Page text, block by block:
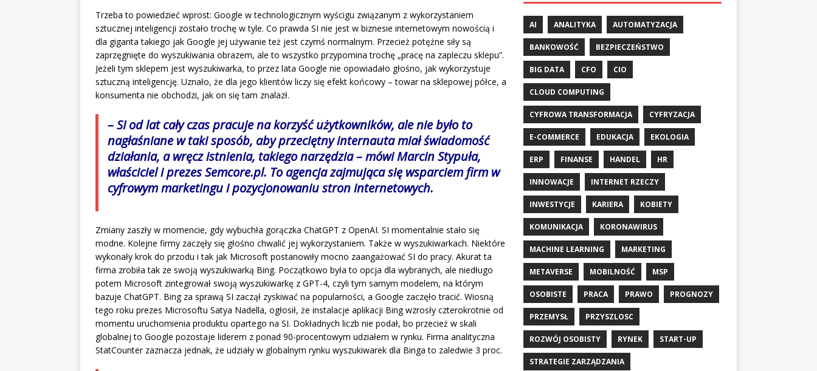
Trzeba to powiedzieć wprost: Google w technologicznym wyścigu związanym z wykorzystaniem
sztucznej inteligencji zostało trochę w tyle. Co prawda SI nie jest w biznesie internetowym nowością i
dla giganta takiego jak Google jej używanie też jest czymś normalnym. Przecież potężne siły są
zaprzęgnięte do wyszukiwania obrazem, ale to wszystko przypomina trochę „pracę na zapleczu sklepu”.
Jeżeli tym sklepem jest wyszukiwarka, to przez lata Google nie opowiadało głośno, jak wykorzystuje
sztuczną inteligencję. Uznało, że dla jego klientów liczy się efekt końcowy – towar na sklepowej półce, a
konsumenta nie obchodzi, jak on się tam znalazł.
– SI od lat cały czas pracuje na korzyść użytkowników, ale nie było to
nagłaśniane w taki sposób, aby przeciętny internauta miał świadomość
działania, a wręcz istnienia, takiego narzędzia – mówi Marcin Stypuła,
właściciel i prezes Semcore.pl. To agencja zajmująca się wsparciem firm w
cyfrowym marketingu i pozycjonowaniu stron internetowych.
Zmiany zaszły w momencie, gdy wybuchła gorączka ChatGPT z OpenAI. SI momentalnie stało się
modne. Kolejne firmy zaczęły się głośno chwalić jej wykorzystaniem. Także w wyszukiwarkach. Niektóre
wykonały krok do przodu i tak jak Microsoft postanowiły mocno zaangażować SI do pracy. Akurat ta
firma zrobiła tak ze swoją wyszukiwarką Bing. Początkowo była to opcja dla wybranych, ale niedługo
potem Microsoft zintegrował swoją wyszukiwarkę z GPT-4, czyli tym samym modelem, na którym
bazuje ChatGPT. Bing za sprawą SI zaczął zyskiwać na popularności, a Google zaczęło tracić. Wiosną
tego roku prezes Microsoftu Satya Nadella, ogłosił, że instalacje aplikacji Bing wzrosły czterokrotnie od
momentu uruchomienia produktu opartego na SI. Dokładnych liczb nie podał, bo przecież w skali
globalnej to Google pozostaje liderem z ponad 90-procentowym udziałem w rynku. Firma analityczna
StatCounter zaznacza jednak, że udziały w globalnym rynku wyszukiwarek dla Binga to zaledwie 3 proc.
AI ANALITYKA AUTOMATYZACJA
BANKOWOŚĆ BEZPIECZEŃSTWO
BIG DATA CFO CIO
CLOUD COMPUTING
CYFROWA TRANSFORMACJA CYFRYZACJA
E-COMMERCE EDUKACJA EKOLOGIA
ERP FINANSE HANDEL HR
INNOWACJE INTERNET RZECZY
INWESTYCJE KARIERA KOBIETY
KOMUNIKACJA KORONAWIRUS
MACHINE LEARNING MARKETING
METAVERSE MOBILNOŚĆ MSP
OSOBISTE PRACA PRAWO PROGNOZY
PRZEMYSŁ PRZYSZLOSC
ROZWÓJ OSOBISTY RYNEK START-UP
STRATEGIE ZARZĄDZANIA